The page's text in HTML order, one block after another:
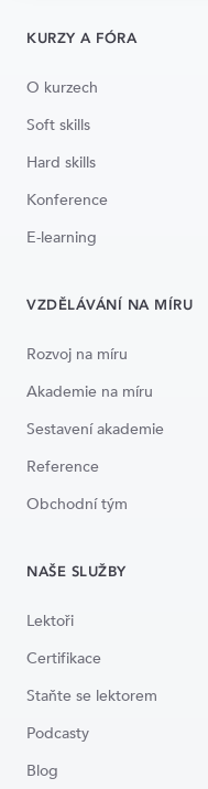
KURZY A FÓRA
O kurzech
Soft skills
Hard skills
Konference
E-learning
VZDĚLÁVÁNÍ NA MÍRU
Rozvoj na míru
Akademie na míru
Sestavení akademie
Reference
Obchodní tým
NAŠE SLUŽBY
Lektoři
Certifikace
Staňte se lektorem
Podcasty
Blog